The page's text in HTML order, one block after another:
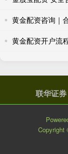
黄金配资咨询｜
黄金配资开户流
联华证券
Copyright